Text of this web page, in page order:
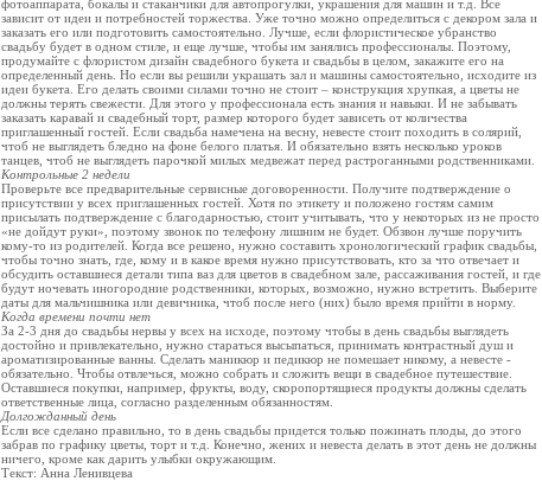
фотоаппарата, бокалы и стаканчики для автопрогулки, украшения для машин и т.д. Все
зависит от идеи и потребностей торжества. Уже точно можно определиться с декором зала и
заказать его или подготовить самостоятельно. Лучше, если флористическое убранство
свадьбу будет в одном стиле, и еще лучше, чтобы им занялись профессионалы. Поэтому,
продумайте с флористом дизайн свадебного букета и свадьбы в целом, закажите его на
определенный день. Но если вы решили украшать зал и машины самостоятельно, исходите из
идеи букета. Его делать своими силами точно не стоит – конструкция хрупкая, а цветы не
должны терять свежести. Для этого у профессионала есть знания и навыки. И не забывать
заказать каравай и свадебный торт, размер которого будет зависеть от количества
приглашенный гостей. Если свадьба намечена на весну, невесте стоит походить в солярий,
чтоб не выглядеть бледно на фоне белого платья. И обязательно взять несколько уроков
танцев, чтоб не выглядеть парочкой милых медвежат перед растроганными родственниками.
Контрольные 2 недели
Проверьте все предварительные сервисные договоренности. Получите подтверждение о
присутствии у всех приглашенных гостей. Хотя по этикету и положено гостям самим
присылать подтверждение с благодарностью, стоит учитывать, что у некоторых из не просто
«не дойдут руки», поэтому звонок по телефону лишним не будет. Обзвон лучше поручить
кому-то из родителей. Когда все решено, нужно составить хронологический график свадьбы,
чтобы точно знать, где, кому и в какое время нужно присутствовать, кто за что отвечает и
обсудить оставшиеся детали типа ваз для цветов в свадебном зале, рассаживания гостей, и где
будут ночевать иногородние родственники, которых, возможно, нужно встретить. Выберите
даты для мальчишника или девичника, чтоб после него (них) было время прийти в норму.
Когда времени почти нет
За 2-3 дня до свадьбы нервы у всех на исходе, поэтому чтобы в день свадьбы выглядеть
достойно и привлекательно, нужно стараться высыпаться, принимать контрастный душ и
ароматизированные ванны. Сделать маникюр и педикюр не помешает никому, а невесте -
обязательно. Чтобы отвлечься, можно собрать и сложить вещи в свадебное путешествие.
Оставшиеся покупки, например, фрукты, воду, скоропортящиеся продукты должны сделать
ответственные лица, согласно разделенным обязанностям.
Долгожданный день
Если все сделано правильно, то в день свадьбы придется только пожинать плоды, до этого
забрав по графику цветы, торт и т.д. Конечно, жених и невеста делать в этот день не должны
ничего, кроме как дарить улыбки окружающим.
Текст: Анна Ленивцева